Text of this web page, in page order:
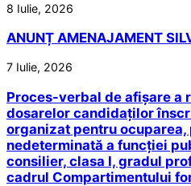
8 Iulie, 2026
ANUNȚ AMENAJAMENT
7 Iulie, 2026
Proces-verbal de afișare a
dosarelor candidaților
organizat pentru ocuparea,
nedeterminată a funcției
consilier, clasa I, gradul
cadrul Compartimentului